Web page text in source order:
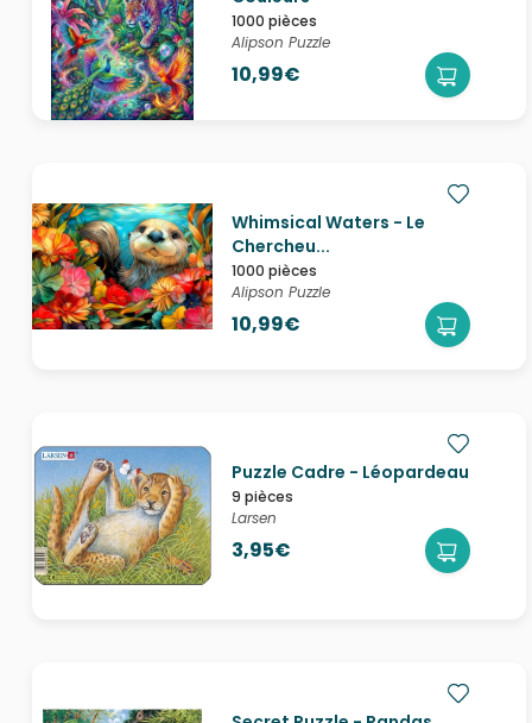
1000 pièces
Alipson Puzzle
10,99€
Whimsical Waters - Le
Chercheu...
1000 pièces
Alipson Puzzle
10,99€
Puzzle Cadre - Léopardeau
9 pièces
Larsen
3,95€